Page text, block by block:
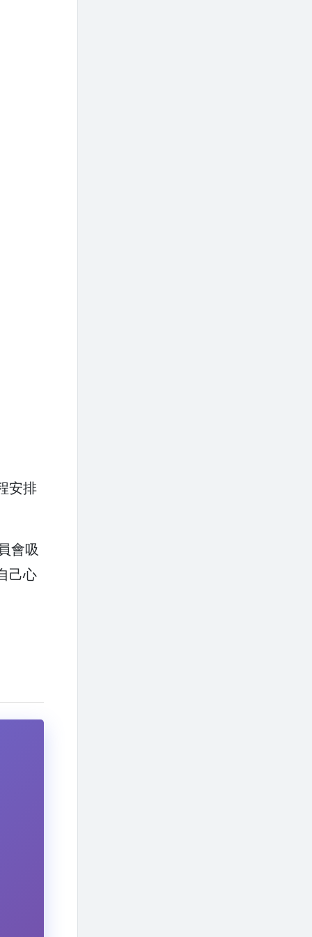
安排
會吸
己心